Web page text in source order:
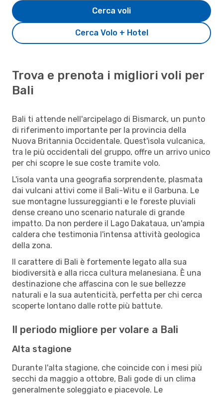
Cerca Volo + Hotel
Cerca voli
Trova e prenota i migliori voli per
Bali
Bali ti attende nell'arcipelago di Bismarck, un punto
di riferimento importante per la provincia della
Nuova Britannia Occidentale. Quest'isola vulcanica,
tra le più occidentali del gruppo, offre un arrivo unico
per chi scopre le sue coste tramite volo.
L'isola vanta una geografia sorprendente, plasmata
dai vulcani attivi come il Bali-Witu e il Garbuna. Le
sue montagne lussureggianti e le foreste pluviali
dense creano uno scenario naturale di grande
impatto. Da non perdere il Lago Dakataua, un'ampia
caldera che testimonia l'intensa attività geologica
della zona.
Il carattere di Bali è fortemente legato alla sua
biodiversità e alla ricca cultura melanesiana. È una
destinazione che affascina con le sue bellezze
naturali e la sua autenticità, perfetta per chi cerca
scoperte lontano dalle rotte più battute.
Il periodo migliore per volare a Bali
Alta stagione
Durante l'alta stagione, che coincide con i mesi più
secchi da maggio a ottobre, Bali gode di un clima
generalmente soleggiato e piacevole. Le